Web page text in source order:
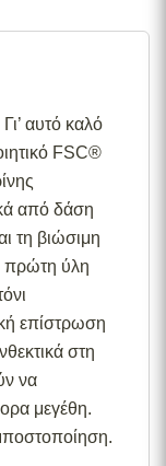
κατόπιν
διαθέσιμη
από
σας.
2315 005
αυτό καλό
FSC®
από δάση
τη βιώσιμη
πρώτη ύλη
επίστρωση
στη
να
μεγέθη.